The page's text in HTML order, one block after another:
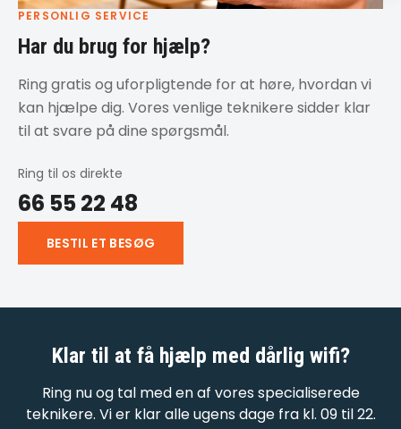
PERSONLIG SERVICE
Har du brug for hjælp?
Ring gratis og uforpligtende for at høre, hvordan vi
kan hjælpe dig. Vores venlige teknikere sidder klar
til at svare på dine spørgsmål.
Ring til os direkte
66 55 22 48
BESTIL ET BESØG
Klar til at få hjælp med dårlig wifi?
Ring nu og tal med en af vores specialiserede
teknikere. Vi er klar alle ugens dage fra kl. 09 til 22.